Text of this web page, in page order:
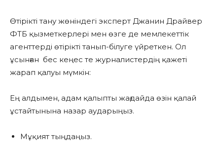
Өтірікті тану жөніндегі эксперт Джанин Драйвер
ФТБ қызметкерлері мен өзге де мемлекеттік
агенттерді өтірікті танып-білуге үйреткен. Ол
ұсынған бес кеңес те журналистердің қажеті
жарап қалуы мүмкін:
Ең алдымен, адам қалыпты жағдайда өзін қалай
ұстайтынына назар аударыңыз.
Мұқият тыңдаңыз.